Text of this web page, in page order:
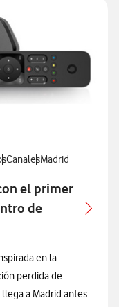
conde prensa
Ver más notas de prensa
CanalesVer más notas de
Madrid
el primer
de
en la
perdida de
a Madrid antes